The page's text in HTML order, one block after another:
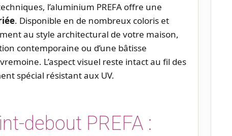
l’aluminium PREFA offre une
. Disponible en de nombreux coloris et
au style architectural de votre maison,
contemporaine ou d’une bâtisse
L’aspect visuel reste intact au fil des
spécial résistant aux UV.
debout PREFA :